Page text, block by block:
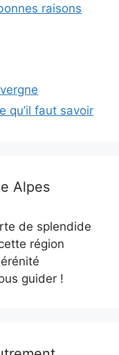
raisons
qu’il faut savoir
Alpes
de splendide
région
guider !